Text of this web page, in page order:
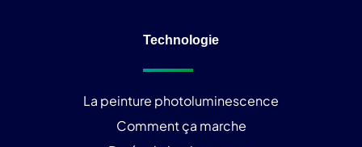
Technologie
La peinture photoluminescence
Comment ça marche